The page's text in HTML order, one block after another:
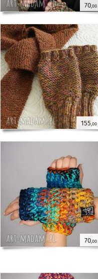
70,00
155 ,00
70,00